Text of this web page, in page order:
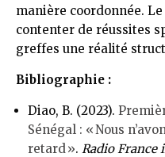
manière coordonnée.
contenter de réussites
greffes une réalité
Bibliographie :
Diao, B. (2023).
Sénégal : « Nous
retard ». Radio France